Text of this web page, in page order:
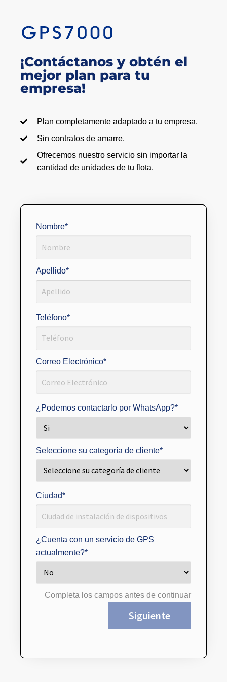
¡Contáctanos y obtén el
mejor plan para tu
empresa!
Plan completamente adaptado a tu empresa.
Sin contratos de amarre.
Ofrecemos nuestro servicio sin importar la
cantidad de unidades de tu flota.
Nombre*
Apellido*
Teléfono*
Correo Electrónico*
¿Podemos contactarlo por WhatsApp?*
Seleccione su categoría de cliente*
Ciudad*
¿Cuenta con un servicio de GPS
actualmente?*
Completa los campos antes de continuar
Siguiente